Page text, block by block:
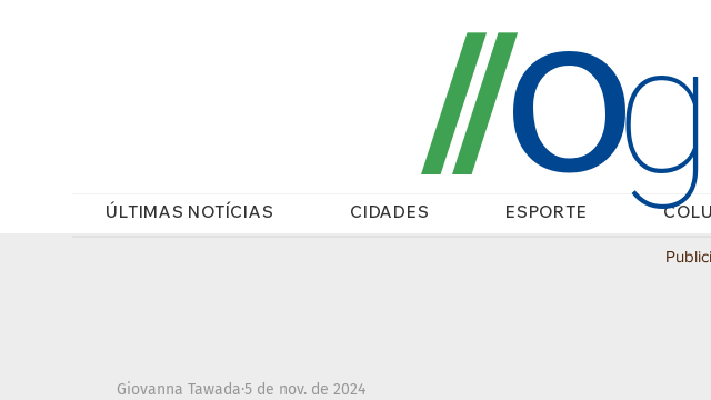
ÚLTIMAS NOTÍCIAS CIDADES ESPORTE
//O
Giovanna Tawada 5 de nov. de 2024